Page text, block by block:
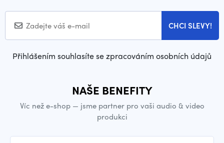
CHCI SLEVY!
Přihlášením souhlasíte se zpracováním osobních údajů
NAŠE BENEFITY
Víc než e-shop — jsme partner pro vaši audio & video
produkci